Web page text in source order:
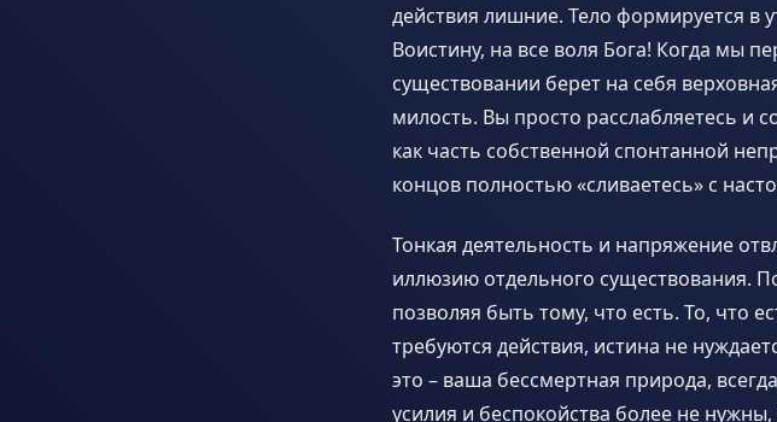
действия лишние. Тело формируется в
Воистину, на все воля Бога! Когда мы
существовании берет на себя
милость. Вы просто расслабляетесь и
как часть собственной спонтанной
концов полностью «сливаетесь» с
Тонкая деятельность и напряжение
иллюзию отдельного существования.
позволяя быть тому, что есть. То, что
требуются действия, истина не
это – ваша бессмертная природа,
усилия и беспокойства более не